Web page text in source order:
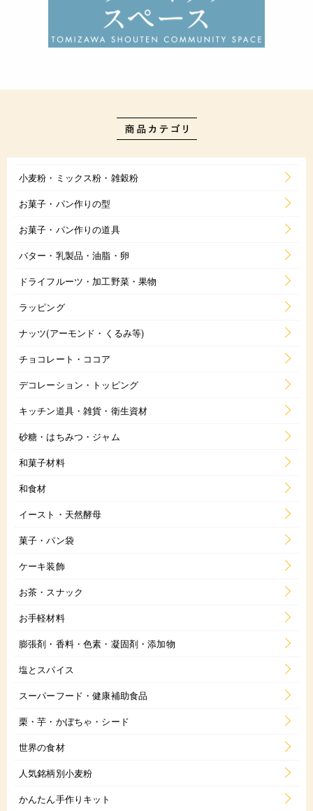
小麦粉・ミックス粉・雑穀粉
お菓子・パン作りの型
お菓子・パン作りの道具
バター・乳製品・油脂・卵
ドライフルーツ・加工野菜・果物
ラッピング
ナッツ(アーモンド・くるみ等)
チョコレート・ココア
デコレーション・トッピング
キッチン道具・雑貨・衛生資材
砂糖・はちみつ・ジャム
和菓子材料
和食材
イースト・天然酵母
菓子・パン袋
ケーキ装飾
お茶・スナック
お手軽材料
膨張剤・香料・色素・凝固剤・添加物
塩とスパイス
スーパーフード・健康補助食品
栗・芋・かぼちゃ・シード
世界の食材
人気銘柄別小麦粉
かんたん手作りキット